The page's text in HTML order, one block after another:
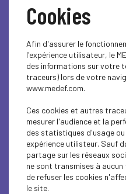
RETOUR EN
Déjeuner
&
Vendredi 28 février
Cookies
Afin d'assurer le
l'expérience utilisateur, le
des informations sur votre
traceurs) lors de votre
www.medef.com.
Ces cookies et autres
mesurer l'audience et la
des statistiques d'usage
expérience utilisteur. Sauf
partage sur les réseaux
ne sont transmises à
de refuser les cookies
le site.